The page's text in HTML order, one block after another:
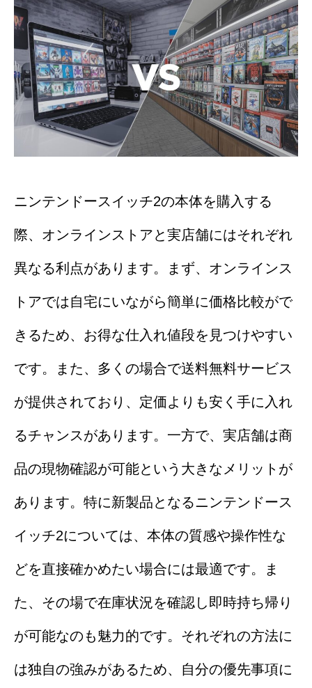
ニンテンドースイッチ2の本体を購入する
際、オンラインストアと実店舗にはそれぞれ
異なる利点があります。まず、オンラインス
トアでは自宅にいながら簡単に価格比較がで
きるため、お得な仕入れ値段を見つけやすい
です。また、多くの場合で送料無料サービス
が提供されており、定価よりも安く手に入れ
るチャンスがあります。一方で、実店舗は商
品の現物確認が可能という大きなメリットが
あります。特に新製品となるニンテンドース
イッチ2については、本体の質感や操作性な
どを直接確かめたい場合には最適です。ま
た、その場で在庫状況を確認し即時持ち帰り
が可能なのも魅力的です。それぞれの方法に
は独自の強みがあるため、自分の優先事項に